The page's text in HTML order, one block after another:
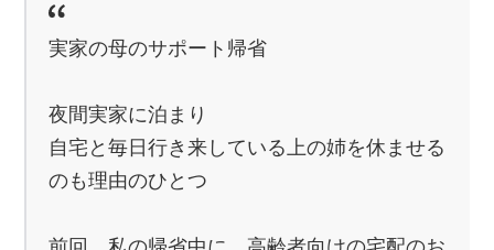
実家の母のサポート帰省
夜間実家に泊まり
自宅と毎日行き来している上の姉を休ませる
のも理由のひとつ